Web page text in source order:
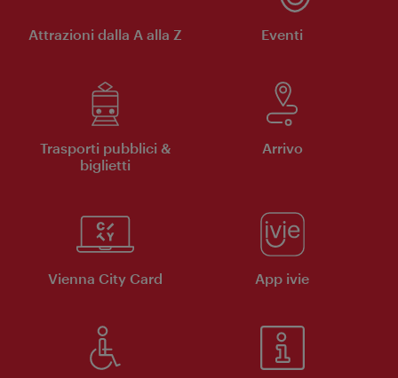
Attrazioni dalla A alla Z Eventi
Trasporti pubblici &
biglietti
Arrivo
Vienna City Card App ivie